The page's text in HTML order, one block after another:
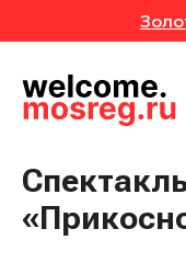
Места
Отели
Рестораны
Спортивные
События